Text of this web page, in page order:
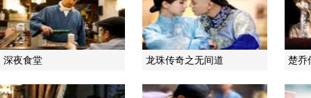
深夜食堂 龙珠传奇之无间道 楚乔